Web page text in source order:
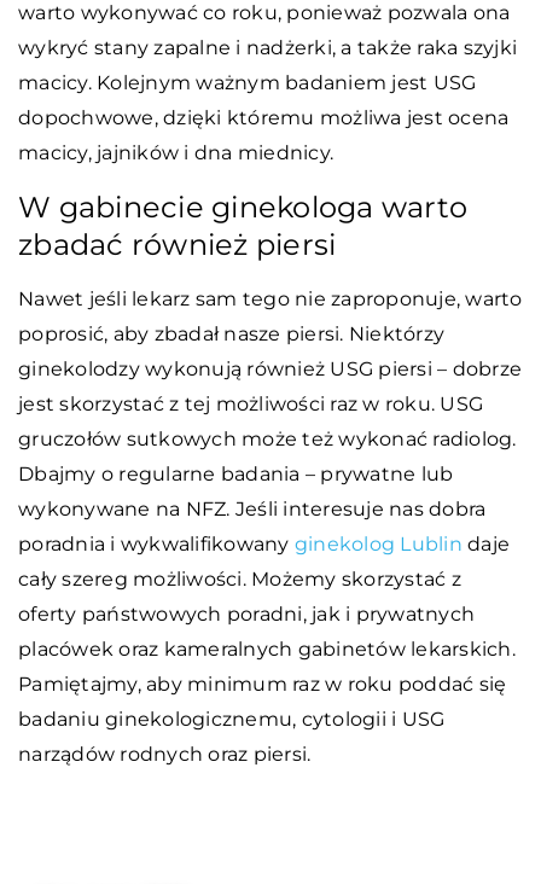
warto wykonywać co roku, ponieważ pozwala ona
wykryć stany zapalne i nadżerki, a także raka szyjki
macicy. Kolejnym ważnym badaniem jest USG
dopochwowe, dzięki któremu możliwa jest ocena
macicy, jajników i dna miednicy.
W gabinecie ginekologa warto
zbadać również piersi
Nawet jeśli lekarz sam tego nie zaproponuje, warto
poprosić, aby zbadał nasze piersi. Niektórzy
ginekolodzy wykonują również USG piersi – dobrze
jest skorzystać z tej możliwości raz w roku. USG
gruczołów sutkowych może też wykonać radiolog.
Dbajmy o regularne badania – prywatne lub
wykonywane na NFZ. Jeśli interesuje nas dobra
poradnia i wykwalifikowany ginekolog Lublin daje
cały szereg możliwości. Możemy skorzystać z
oferty państwowych poradni, jak i prywatnych
placówek oraz kameralnych gabinetów lekarskich.
Pamiętajmy, aby minimum raz w roku poddać się
badaniu ginekologicznemu, cytologii i USG
narządów rodnych oraz piersi.